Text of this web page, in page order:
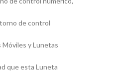
de control
y Lunetas
que esta Luneta